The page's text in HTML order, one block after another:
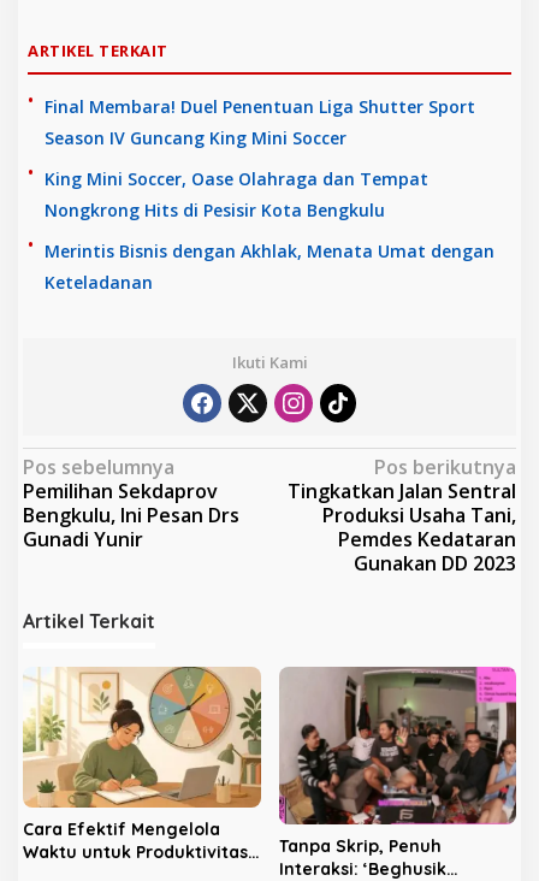
ARTIKEL TERKAIT
Final Membara! Duel Penentuan Liga Shutter Sport
Season IV Guncang King Mini Soccer
King Mini Soccer, Oase Olahraga dan Tempat
Nongkrong Hits di Pesisir Kota Bengkulu
Merintis Bisnis dengan Akhlak, Menata Umat dengan
Keteladanan
Ikuti Kami
N
a
v
g
a
s
i
p
o
s
Pos sebelumnya
Pemilihan Sekdaprov
Bengkulu, Ini Pesan Drs
Gunadi Yunir
Pos berikutnya
Tingkatkan Jalan Sentral
Produksi Usaha Tani,
Pemdes Kedataran
Gunakan DD 2023
Artikel Terkait
Cara Efektif Mengelola
Waktu untuk Produktivitas
Tanpa Skrip, Penuh
Interaksi: ‘Beghusik